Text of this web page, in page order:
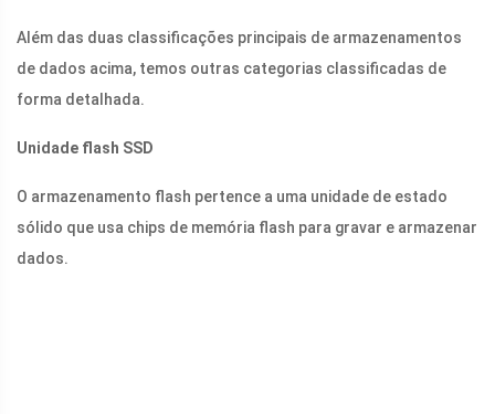
Além das duas classificações principais de armazenamentos
de dados acima, temos outras categorias classificadas de
forma detalhada.
Unidade flash SSD
O armazenamento flash pertence a uma unidade de estado
sólido que usa chips de memória flash para gravar e armazenar
dados.